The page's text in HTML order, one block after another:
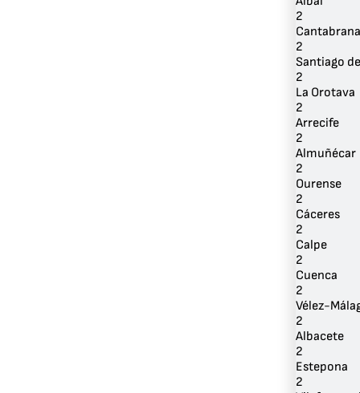
2
Cantabrana
2
Santiago
2
La Orotava
2
Arrecife
2
Almuñécar
2
Ourense
2
Cáceres
2
Calpe
2
Cuenca
2
Vélez-
2
Albacete
2
Estepona
2